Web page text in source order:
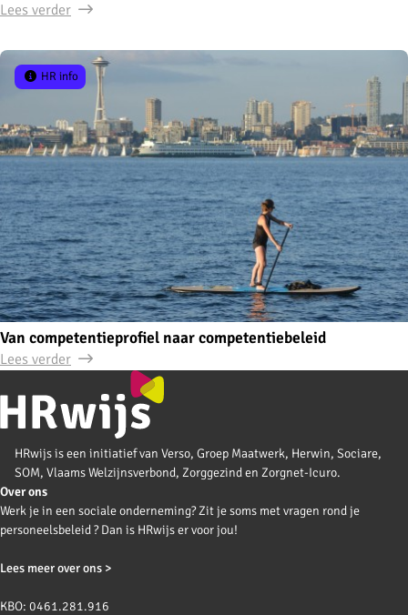
Lees verder
Van competentieprofiel naar competentiebeleid
HR info
Lees verder
HRwijs is een initiatief van Verso, Groep Maatwerk, Herwin, Sociare,
SOM, Vlaams Welzijnsverbond, Zorggezind en Zorgnet-Icuro.
Over ons
Werk je in een sociale onderneming? Zit je soms met vragen rond je
personeelsbeleid ? Dan is HRwijs er voor jou!
Lees meer over ons >
KBO: 0461.281.916